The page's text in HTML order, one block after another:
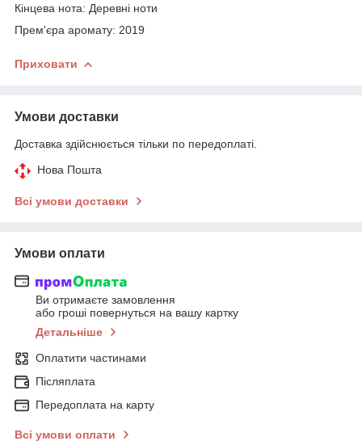
Кінцева нота: Деревні ноти
Прем'єра аромату: 2019
Приховати
Умови доставки
Доставка здійснюється тільки по передоплаті.
Нова Пошта
Всі умови доставки
Умови оплати
Ви отримаєте замовлення
або гроші повернуться на вашу картку
Детальніше
Оплатити частинами
Післяплата
Передоплата на карту
Всі умови оплати